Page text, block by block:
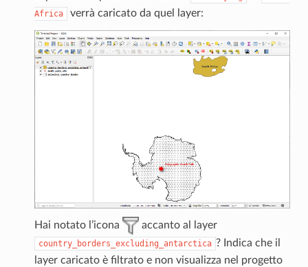
Africa
verrà caricato da quel layer:
Hai notato l’icona accanto al layer
country_borders_excluding_antarctica ? Indica che il
layer caricato è filtrato e non visualizza nel progetto